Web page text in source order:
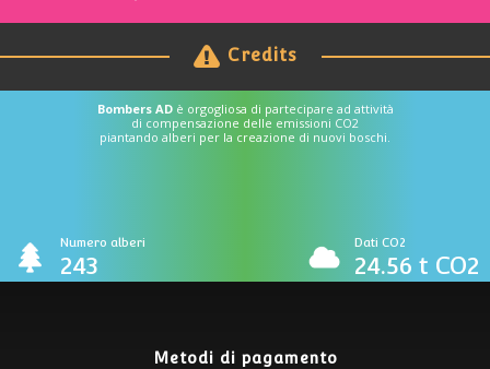
Credits
Bombers ADè orgogliosa di partecipare ad attività
di compensazione delle emissioni CO2
piantando alberi per la creazione di nuovi boschi.
Numero alberi
243
Dati CO2
24.56 t CO2
Metodi di pagamento